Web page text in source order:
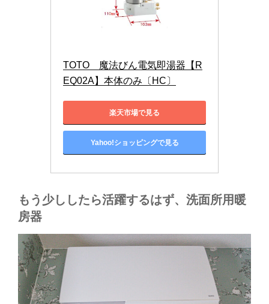
TOTO　魔法びん電気即湯器【R
EQ02A】本体のみ〔HC〕
楽天市場で見る
Yahoo!ショッピングで見る
もう少ししたら活躍するはず、洗面所用暖
房器